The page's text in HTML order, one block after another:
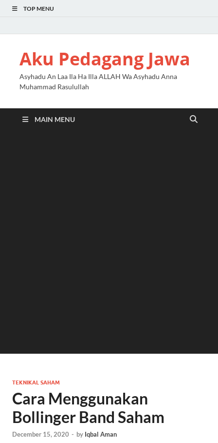
TOP MENU
Aku Pedagang Jawa
Asyhadu An Laa Ila Ha Illa ALLAH Wa Asyhadu Anna
Muhammad Rasulullah
MAIN MENU
TEKNIKAL SAHAM
Cara Menggunakan
Bollinger Band Saham
December 15, 2020 - by Iqbal Aman